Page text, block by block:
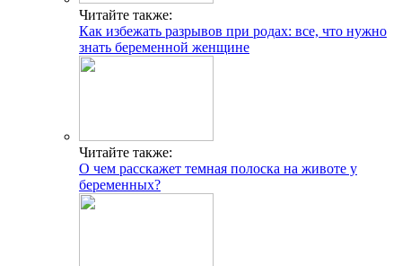
Читайте также:
Как избежать разрывов при родах: все, что нужно
знать беременной женщине
Читайте также:
О чем расскажет темная полоска на животе у
беременных?